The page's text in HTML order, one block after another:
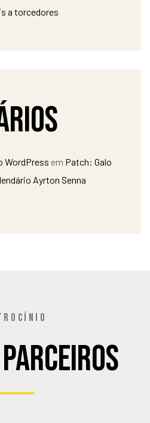
a torcedores
WordPress em Patch: Galo
Ayrton Senna